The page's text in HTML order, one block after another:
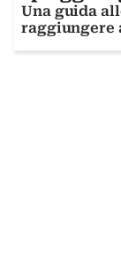
Una guida
raggiungere